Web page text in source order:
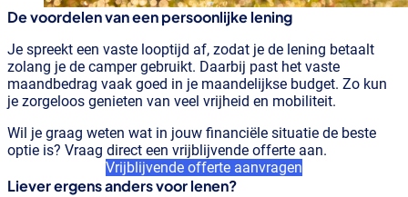
De voordelen van een persoonlijke lening
Je spreekt een vaste looptijd af, zodat je de lening betaalt
zolang je de camper gebruikt. Daarbij past het vaste
maandbedrag vaak goed in je maandelijkse budget. Zo kun
je zorgeloos genieten van veel vrijheid en mobiliteit.
Wil je graag weten wat in jouw financiële situatie de beste
optie is? Vraag direct een vrijblijvende offerte aan.
Vrijblijvende offerte aanvragen
Liever ergens anders voor lenen?